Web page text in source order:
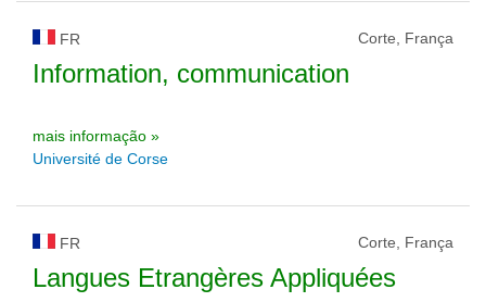
FR Corte, França
Information, communication
mais informação »
Université de Corse
FR Corte, França
Langues Etrangères Appliquées